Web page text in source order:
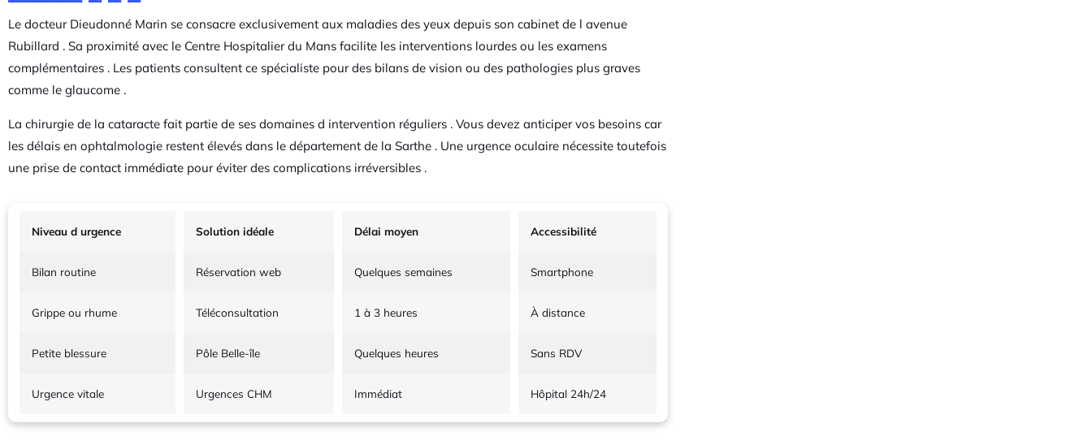
Le docteur Dieudonné Marin se consacre exclusivement aux maladies des yeux depuis son cabinet de l avenue
Rubillard . Sa proximité avec le Centre Hospitalier du Mans facilite les interventions lourdes ou les examens
complémentaires . Les patients consultent ce spécialiste pour des bilans de vision ou des pathologies plus graves
comme le glaucome .
La chirurgie de la cataracte fait partie de ses domaines d intervention réguliers . Vous devez anticiper vos besoins car
les délais en ophtalmologie restent élevés dans le département de la Sarthe . Une urgence oculaire nécessite toutefois
une prise de contact immédiate pour éviter des complications irréversibles .
Niveau d urgence Solution idéale Délai moyen Accessibilité
Bilan routine Réservation web Quelques semaines Smartphone
Grippe ou rhume Téléconsultation 1 à 3 heures À distance
Petite blessure Pôle Belle-île Quelques heures Sans RDV
Urgence vitale Urgences CHM Immédiat Hôpital 24h/24